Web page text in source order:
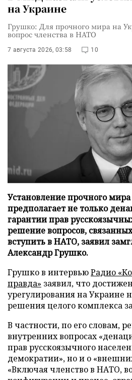
на Украине
Грушко: Для прочного мира на
вопрос членства в НАТО
7 августа 2026, 03:58 10
Установление прочного
предполагает не только
гарантии прав
решение вопросов,
вступить в НАТО, заявил
Александр Грушко.
Грушко в интервьюРадио
правда» заявил, что
урегулирования на Украине
решения целого комплекса
В частности, по его словам,
внутренних вопросах
прав русскоязычного
демократии», но и о
«Включая членство в НАТО,